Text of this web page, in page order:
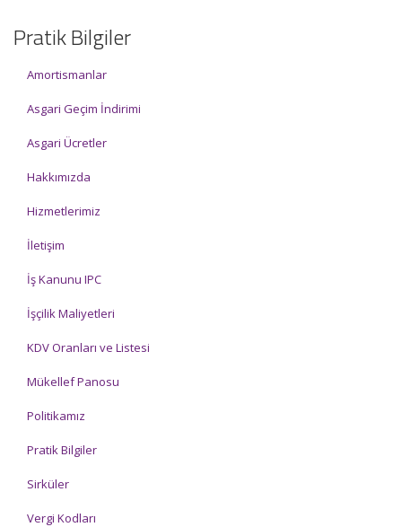
Pratik Bilgiler
Amortismanlar
Asgari Geçim İndirimi
Asgari Ücretler
Hakkımızda
Hizmetlerimiz
İletişim
İş Kanunu IPC
İşçilik Maliyetleri
KDV Oranları ve Listesi
Mükellef Panosu
Politikamız
Pratik Bilgiler
Sirküler
Vergi Kodları